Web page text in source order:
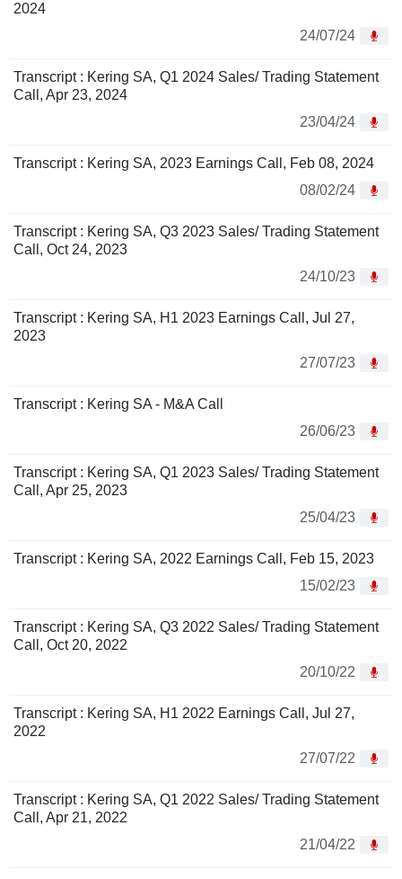
2024
24/07/24
Transcript : Kering SA, Q1 2024 Sales/ Trading Statement
Call, Apr 23, 2024
23/04/24
Transcript : Kering SA, 2023 Earnings Call, Feb 08, 2024
08/02/24
Transcript : Kering SA, Q3 2023 Sales/ Trading Statement
Call, Oct 24, 2023
24/10/23
Transcript : Kering SA, H1 2023 Earnings Call, Jul 27,
2023
27/07/23
Transcript : Kering SA - M&A Call
26/06/23
Transcript : Kering SA, Q1 2023 Sales/ Trading Statement
Call, Apr 25, 2023
25/04/23
Transcript : Kering SA, 2022 Earnings Call, Feb 15, 2023
15/02/23
Transcript : Kering SA, Q3 2022 Sales/ Trading Statement
Call, Oct 20, 2022
20/10/22
Transcript : Kering SA, H1 2022 Earnings Call, Jul 27,
2022
27/07/22
Transcript : Kering SA, Q1 2022 Sales/ Trading Statement
Call, Apr 21, 2022
21/04/22